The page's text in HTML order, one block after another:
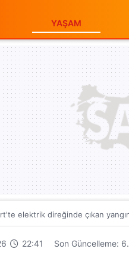
YAŞAM
elektrik direğinde çıkan
22:41 Son Güncelleme: